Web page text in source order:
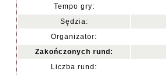
Tempo gry:
Sędzia:
Organizator:
Zakończonych rund:
Liczba rund: